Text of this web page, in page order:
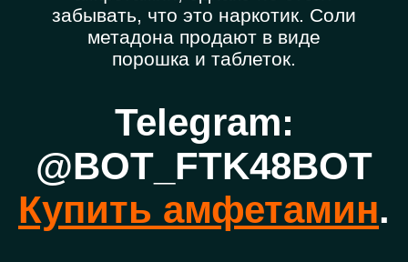
забывать, что это наркотик. Соли
метадона продают в виде
порошка и таблеток.
Telegram:
@BOT_FTK48BOT
Купить амфетамин.